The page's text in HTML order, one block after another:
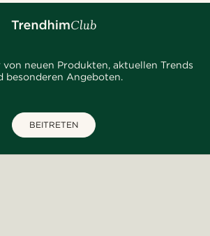
von neuen Produkten, aktuellen Trends
besonderen Angeboten.
BEITRETEN